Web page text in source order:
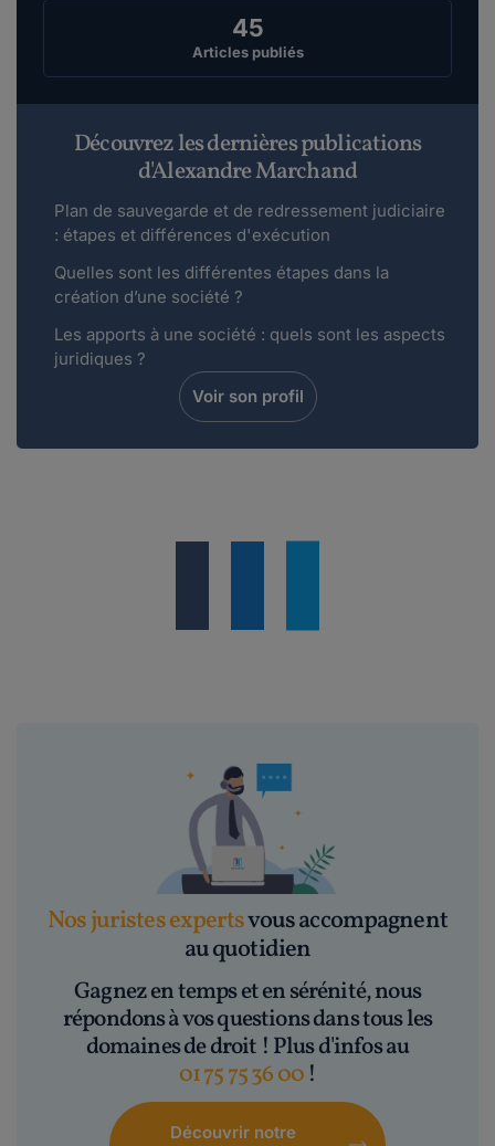
45
Articles publiés
Découvrez les dernières publications
d'Alexandre Marchand
Plan de sauvegarde et de redressement judiciaire
: étapes et différences d'exécution
Quelles sont les différentes étapes dans la
création d’une société ?
Les apports à une société : quels sont les aspects
juridiques ?
Voir son profil
Nos juristes expertsvous accompagnent
au quotidien
Gagnez en temps et en sérénité, nous
répondons à vos questions dans tous les
domaines de droit ! Plus d'infos au
01 75 75 36 00 !
Découvrir notre